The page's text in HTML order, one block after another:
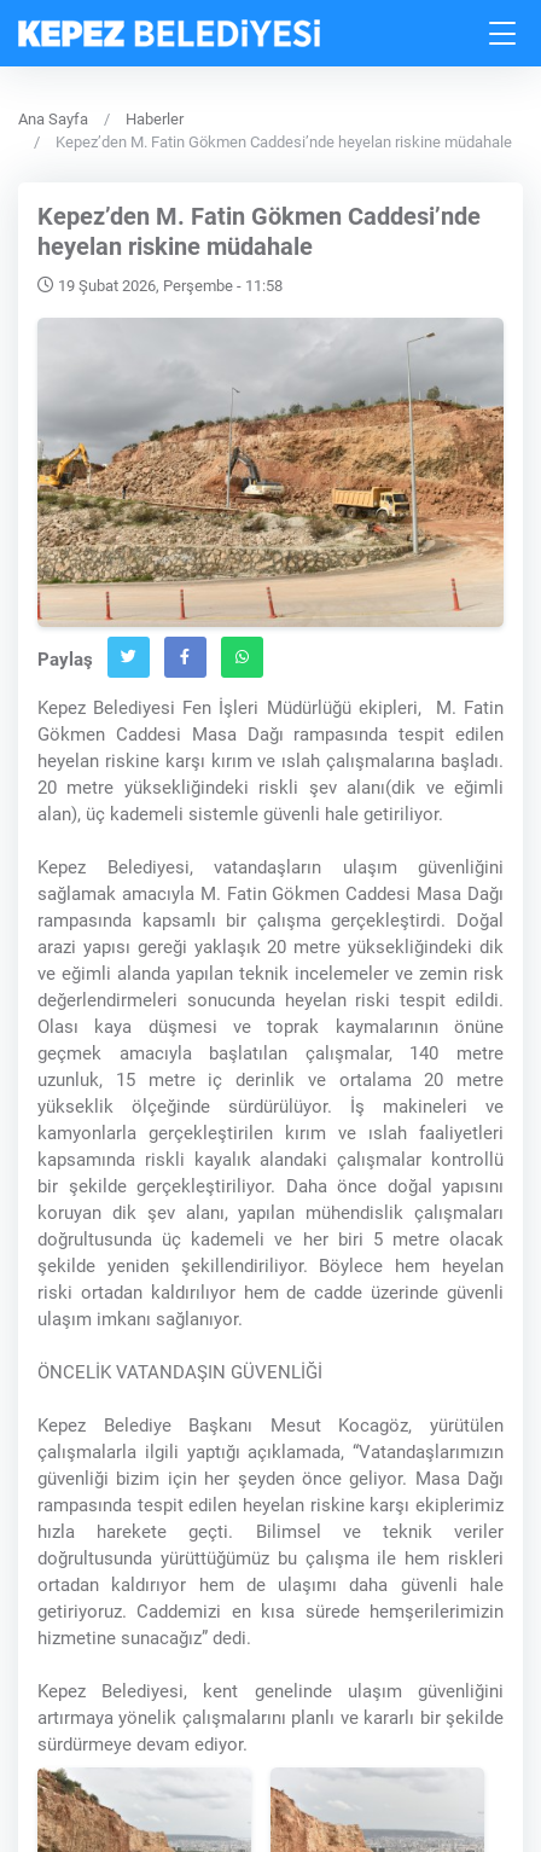
Ana Sayfa
Haberler
Kepez’den M. Fatin Gökmen Caddesi’nde heyelan riskine müdahale
Kepez’den M. Fatin Gökmen Caddesi’nde
heyelan riskine müdahale
19 Şubat 2026, Perşembe - 11:58
Paylaş
Kepez Belediyesi Fen İşleri Müdürlüğü ekipleri, M. Fatin
Gökmen Caddesi Masa Dağı rampasında tespit edilen
heyelan riskine karşı kırım ve ıslah çalışmalarına başladı.
20 metre yüksekliğindeki riskli şev alanı(dik ve eğimli
alan), üç kademeli sistemle güvenli hale getiriliyor.
Kepez Belediyesi, vatandaşların ulaşım güvenliğini
sağlamak amacıyla M. Fatin Gökmen Caddesi Masa Dağı
rampasında kapsamlı bir çalışma gerçekleştirdi. Doğal
arazi yapısı gereği yaklaşık 20 metre yüksekliğindeki dik
ve eğimli alanda yapılan teknik incelemeler ve zemin risk
değerlendirmeleri sonucunda heyelan riski tespit edildi.
Olası kaya düşmesi ve toprak kaymalarının önüne
geçmek amacıyla başlatılan çalışmalar, 140 metre
uzunluk, 15 metre iç derinlik ve ortalama 20 metre
yükseklik ölçeğinde sürdürülüyor. İş makineleri ve
kamyonlarla gerçekleştirilen kırım ve ıslah faaliyetleri
kapsamında riskli kayalık alandaki çalışmalar kontrollü
bir şekilde gerçekleştiriliyor. Daha önce doğal yapısını
koruyan dik şev alanı, yapılan mühendislik çalışmaları
doğrultusunda üç kademeli ve her biri 5 metre olacak
şekilde yeniden şekillendiriliyor. Böylece hem heyelan
riski ortadan kaldırılıyor hem de cadde üzerinde güvenli
ulaşım imkanı sağlanıyor.
ÖNCELİK VATANDAŞIN GÜVENLİĞİ
Kepez Belediye Başkanı Mesut Kocagöz, yürütülen
çalışmalarla ilgili yaptığı açıklamada, “Vatandaşlarımızın
güvenliği bizim için her şeyden önce geliyor. Masa Dağı
rampasında tespit edilen heyelan riskine karşı ekiplerimiz
hızla harekete geçti. Bilimsel ve teknik veriler
doğrultusunda yürüttüğümüz bu çalışma ile hem riskleri
ortadan kaldırıyor hem de ulaşımı daha güvenli hale
getiriyoruz. Caddemizi en kısa sürede hemşerilerimizin
hizmetine sunacağız” dedi.
Kepez Belediyesi, kent genelinde ulaşım güvenliğini
artırmaya yönelik çalışmalarını planlı ve kararlı bir şekilde
sürdürmeye devam ediyor.